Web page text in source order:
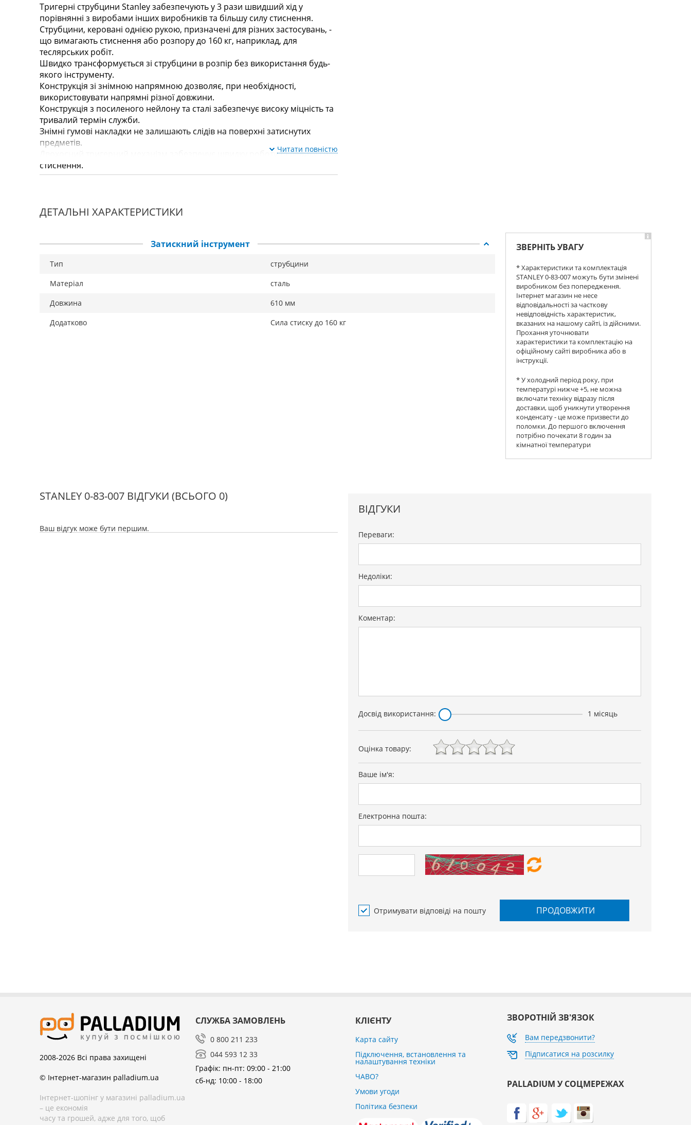
Тригерні струбцини Stanley забезпечують у 3 рази швидший хід у
порівнянні з виробами інших виробників та більшу силу стиснення.
Струбцини, керовані однією рукою, призначені для різних застосувань, -
що вимагають стиснення або розпору до 160 кг, наприклад, для
теслярських робіт.
Швидко трансформується зі струбцини в розпір без використання будь-
якого інструменту.
Конструкція зі знімною напрямною дозволяє, при необхідності,
використовувати напрямні різної довжини.
Конструкція з посиленого нейлону та сталі забезпечує високу міцність та
тривалий термін служби.
Знімні гумові накладки не залишають слідів на поверхні затиснутих
предметів.
Двохосний тригерний механізм забезпечує швидку роботу та велику силу
стиснення.
Читати повністю
ДЕТАЛЬНІ ХАРАКТЕРИСТИКИ
Затискний інструмент
Тип
струбцини
Матеріал
сталь
Довжина
610 мм
Додатково
Сила стиску до 160 кг
ЗВЕРНІТЬ УВАГУ
* Характеристики та комплектація
STANLEY 0-83-007 можуть бути змінені
виробником без попередження.
Інтернет магазин не несе
відповідальності за часткову
невідповідність характеристик,
вказаних на нашому сайті, із дійсними.
Прохання уточнювати
характеристики та комплектацію на
офіційному сайті виробника або в
інструкції.
* У холодний період року, при
температурі нижче +5, не можна
включати техніку відразу після
доставки, щоб уникнути утворення
конденсату - це може призвести до
поломки. До першого включення
потрібно почекати 8 годин за
кімнатної температури
STANLEY 0-83-007 ВІДГУКИ (ВСЬОГО 0)
Ваш відгук може бути першим.
ВІДГУКИ
Переваги:
Недоліки:
Коментар:
Досвід використання: 1 місяць
Оцінка товару:
Ваше ім'я:
Електронна пошта:
Отримувати відповіді на пошту ПРОДОВЖИТИ
2008-2026 Всі права захищені
© Інтернет-магазин palladium.ua
Інтернет-шопінг у магазині palladium.ua
– це економія
часу та грошей, адже для того, щоб
СЛУЖБА ЗАМОВЛЕНЬ
0 800 211 233
044 593 12 33
Графік: пн-пт: 09:00 - 21:00
сб-нд: 10:00 - 18:00
КЛІЄНТУ
Карта сайту
Підключення, встановлення та
налаштування техніки
ЧАВО?
Умови угоди
Політика безпеки
ЗВОРОТНІЙ ЗВ'ЯЗОК
Вам передзвонити?
Підписатися на розсилку
PALLADIUM У СОЦМЕРЕЖАХ